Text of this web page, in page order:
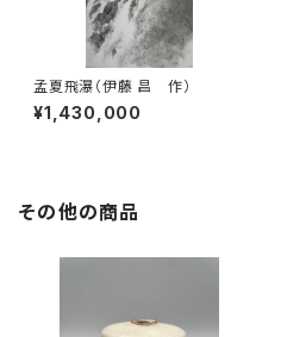
孟夏飛瀑（伊藤 昌 作）
¥1,430,000
その他の商品